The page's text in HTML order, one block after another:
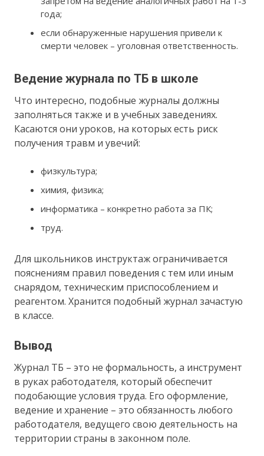
года;
если обнаруженные нарушения привели к
смерти человек – уголовная ответственность.
Ведение журнала по ТБ в школе
Что интересно, подобные журналы должны
заполняться также и в учебных заведениях.
Касаются они уроков, на которых есть риск
получения травм и увечий:
физкультура;
химия, физика;
информатика – конкретно работа за ПК;
труд.
Для школьников инструктаж ограничивается
пояснениям правил поведения с тем или иным
снарядом, техническим приспособлением и
реагентом. Хранится подобный журнал зачастую
в классе.
Вывод
Журнал ТБ – это не формальность, а инструмент
в руках работодателя, который обеспечит
подобающие условия труда. Его оформление,
ведение и хранение – это обязанность любого
работодателя, ведущего свою деятельность на
территории страны в законном поле.